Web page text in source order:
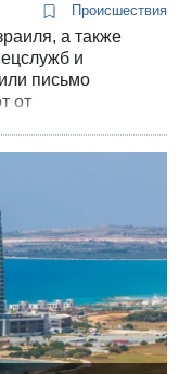
Происшествия
а также
и
письмо
от